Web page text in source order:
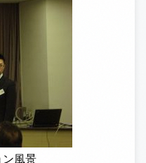
風景